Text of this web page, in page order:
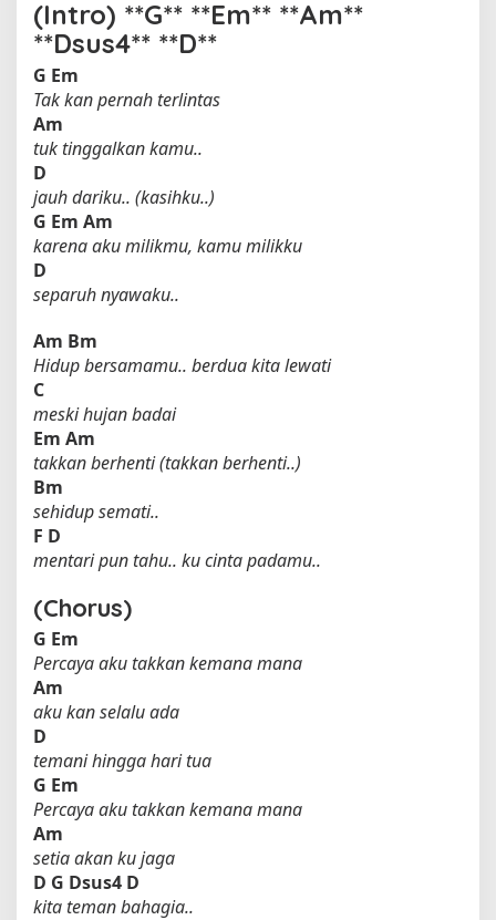
(Intro) **G** **Em** **Am**
**Dsus4** **D**
G Em
Tak kan pernah terlintas
Am
tuk tinggalkan kamu..
D
jauh dariku.. (kasihku..)
G Em Am
karena aku milikmu, kamu milikku
D
separuh nyawaku..
Am Bm
Hidup bersamamu.. berdua kita lewati
C
meski hujan badai
Em Am
takkan berhenti (takkan berhenti..)
Bm
sehidup semati..
F D
mentari pun tahu.. ku cinta padamu..
(Chorus)
G Em
Percaya aku takkan kemana mana
Am
aku kan selalu ada
D
temani hingga hari tua
G Em
Percaya aku takkan kemana mana
Am
setia akan ku jaga
D G Dsus4 D
kita teman bahagia..